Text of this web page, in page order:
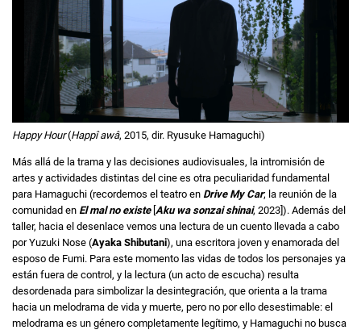
Happy Hour(Happî awâ, 2015, dir. Ryusuke Hamaguchi)
Más allá de la trama y las decisiones audiovisuales, la intromisión de
artes y actividades distintas del cine es otra peculiaridad fundamental
para Hamaguchi (recordemos el teatro en Drive My Car; la reunión de la
comunidad en El mal no existe[ Aku wa sonzai shinai, 2023]). Además del
taller, hacia el desenlace vemos una lectura de un cuento llevada a cabo
por Yuzuki Nose (Ayaka Shibutani), una escritora joven y enamorada del
esposo de Fumi. Para este momento las vidas de todos los personajes ya
están fuera de control, y la lectura (un acto de escucha) resulta
desordenada para simbolizar la desintegración, que orienta a la trama
hacia un melodrama de vida y muerte, pero no por ello desestimable: el
melodrama es un género completamente legítimo, y Hamaguchi no busca